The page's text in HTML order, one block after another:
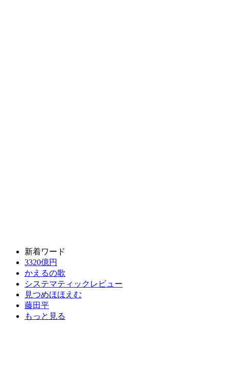
新着ワード
3320億円
かえるの歌
システマティックレビュー
見つめほほえむ
藤田平
もっと見る